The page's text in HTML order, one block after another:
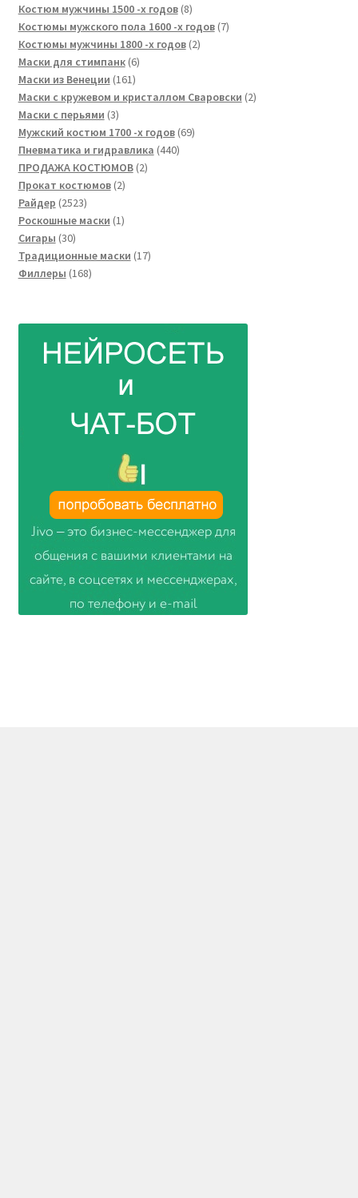
товаров
Костюм мужчины 1500 -х годов 88
товаров
Костюмы мужского пола 1600 -х годов 77
Костюмы мужчины 1800 -х годов 22
Маски для стимпанк 66
Маски из Венеции 161161
товар
Маски с кружевом и кристаллом Сваровски 22
Маски с перьями 33
товара
Мужский костюм 1700 -х годов 6969
Пневматика и гидравлика 440440
ПРОДАЖА КОСТЮМОВ 22
Прокат костюмов 22
Райдер 25232523
товара
Роскошные маски 11
Сигары 3030
товаров
Традиционные маски 1717
Филлеры 168168